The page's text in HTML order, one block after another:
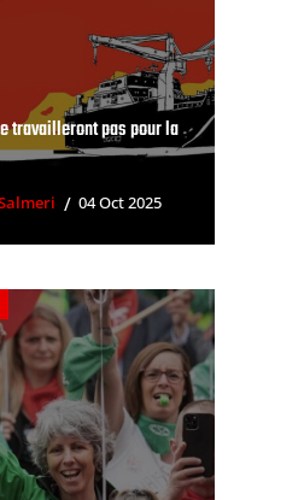
travailleront pas pour la
04 Oct 2025